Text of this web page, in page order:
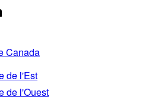
Canada
de l'Est
de l'Ouest